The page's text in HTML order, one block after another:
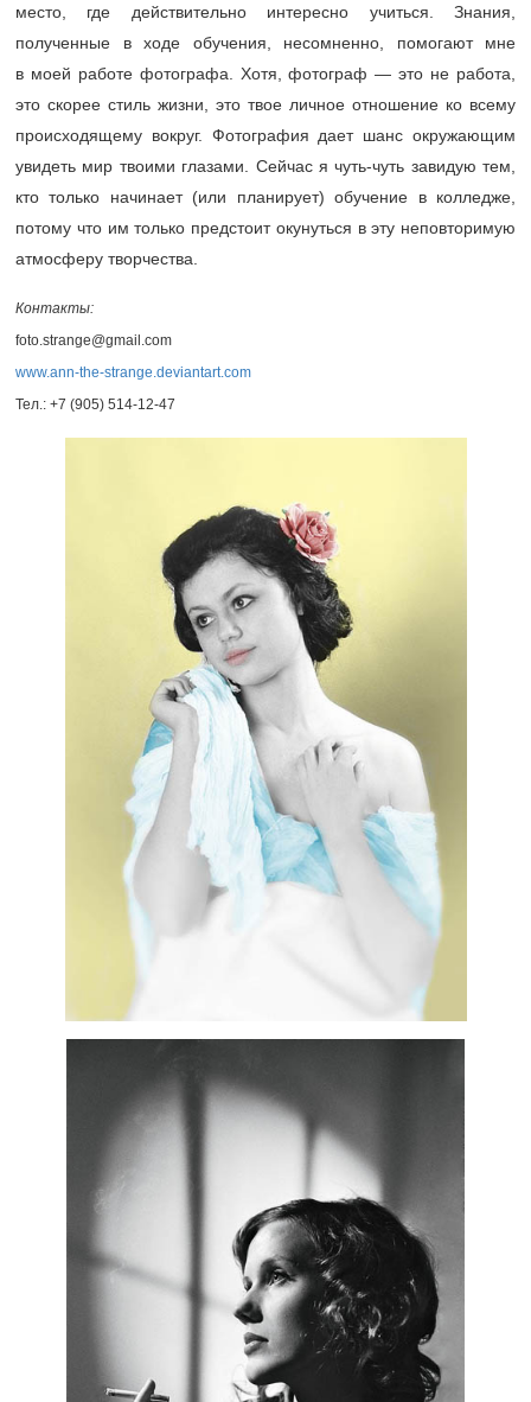
место, где действительно интересно учиться. Знания,
полученные в ходе обучения, несомненно, помогают мне
в моей работе фотографа. Хотя, фотограф — это не работа,
это скорее стиль жизни, это твое личное отношение ко всему
происходящему вокруг. Фотография дает шанс окружающим
увидеть мир твоими глазами. Сейчас я чуть-чуть завидую тем,
кто только начинает (или планирует) обучение в колледже,
потому что им только предстоит окунуться в эту неповторимую
атмосферу творчества.
Контакты:
foto.strange@gmail.com
www.ann-the-strange.deviantart.com
Тел.: +7 (905) 514-12-47